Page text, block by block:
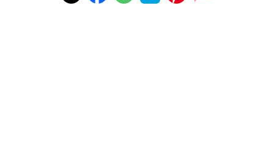
「レシートを必ずもらって、一気にアプリに打ち込むと楽です」